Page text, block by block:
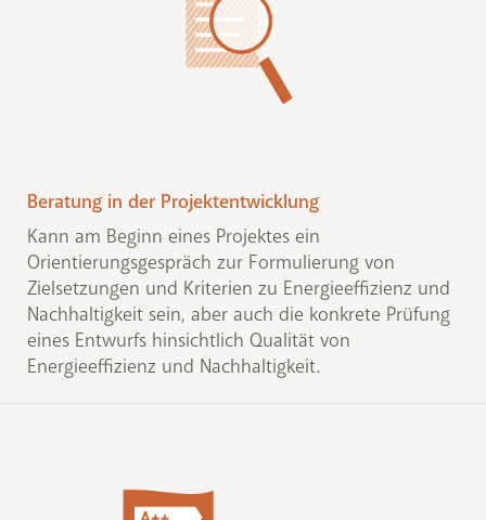
Beratung in der Projektentwicklung
Kann am Beginn eines Projektes ein
Orientierungsgespräch zur Formulierung von
Zielsetzungen und Kriterien zu Energieeffizienz und
Nachhaltigkeit sein, aber auch die konkrete Prüfung
eines Entwurfs hinsichtlich Qualität von
Energieeffizienz und Nachhaltigkeit.